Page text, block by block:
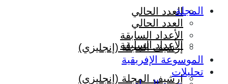
العدد الحالي
الأعداد السابقة
إرشيف المجلة (إنجليزي)
المجلة
العدد الحالي
الأعداد السابقة
إرشيف المجلة (إنجليزي)
الموسوعة الإفريقية
تحليلات